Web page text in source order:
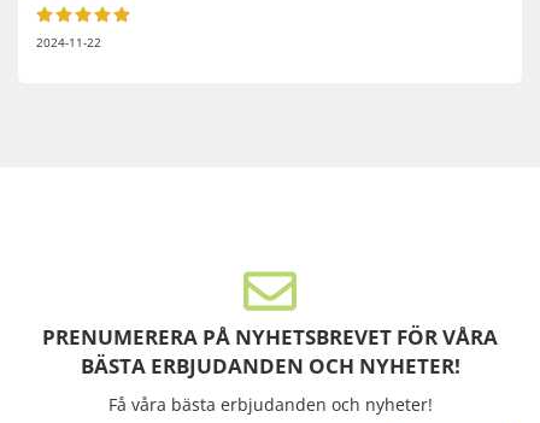
2024-11-22
PRENUMERERA PÅ NYHETSBREVET FÖR VÅRA
BÄSTA ERBJUDANDEN OCH NYHETER!
Få våra bästa erbjudanden och nyheter!